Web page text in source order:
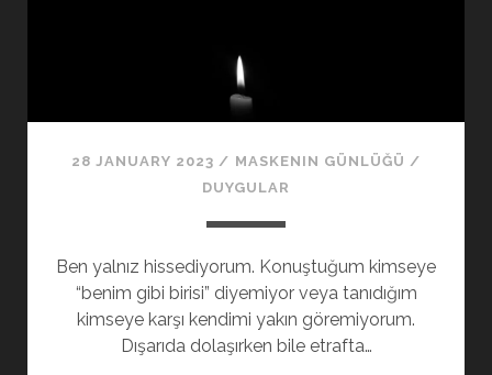
28 JANUARY 2023 / MASKENIN GÜNLÜĞÜ /
DUYGULAR
Ben yalnız hissediyorum. Konuştuğum kimseye
“benim gibi birisi” diyemiyor veya tanıdığım
kimseye karşı kendimi yakın göremiyorum.
Dışarıda dolaşırken bile etrafta…